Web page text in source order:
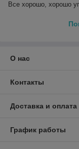
Все хорошо, хорошо
О нас
Контакты
Доставка и оплата
График работы